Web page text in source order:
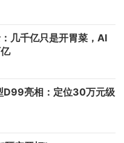
几千亿只是开胃菜，AI
D99亮相：定位30万元级